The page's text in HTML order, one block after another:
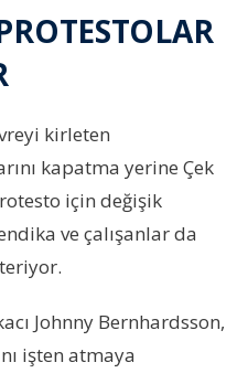
kirleten
kapatma yerine Çek
için değişik
ve çalışanlar da
Johnny Bernhardsson,
işten atmaya